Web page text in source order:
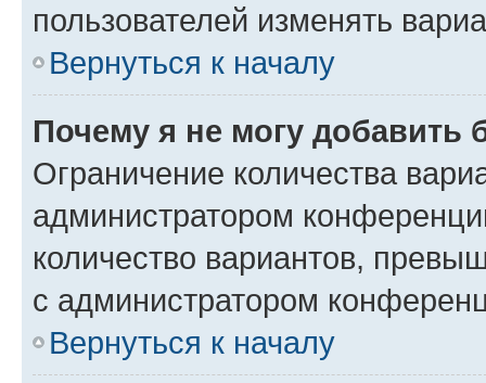
пользователей изменять
Вернуться к началу
Почему я не могу добавить
Ограничение количества
администратором
количество вариантов,
с администратором
Вернуться к началу